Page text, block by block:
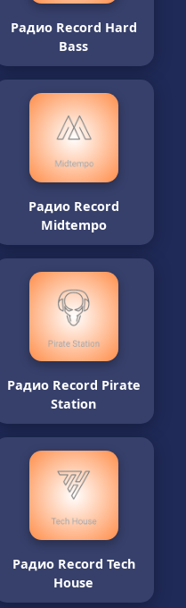
Радио Record Hard
Bass
Радио Record
Midtempo
Радио Record Pirate
Station
Радио Record Tech
House